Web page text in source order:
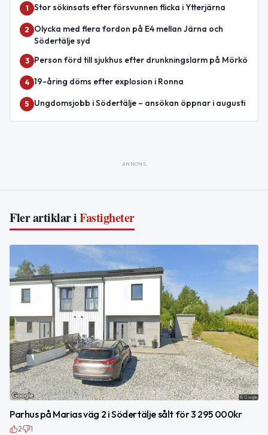
1 Stor sökinsats efter försvunnen flicka i Ytterjärna
2
Olycka med flera fordon på E4 mellan Järna och
Södertälje syd
3 Person förd till sjukhus efter drunkningslarm på Mörkö
4 19-åring döms efter explosion i Ronna
5 Ungdomsjobb i Södertälje – ansökan öppnar i augusti
ANNONS
Fler artiklar iFastigheter
Parhus på Marias väg 2 i Södertälje sålt för 3 295 000kr
2 1